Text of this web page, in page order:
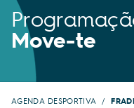
Move-te
AGENDA DESPORTIVA